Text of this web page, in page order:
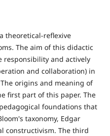
theoretical-reflexive
The aim of this didactic
responsibility and actively
and collaboration) in
origins and meaning of
first part of this paper. The
foundations that
taxonomy, Edgar
constructivism. The third